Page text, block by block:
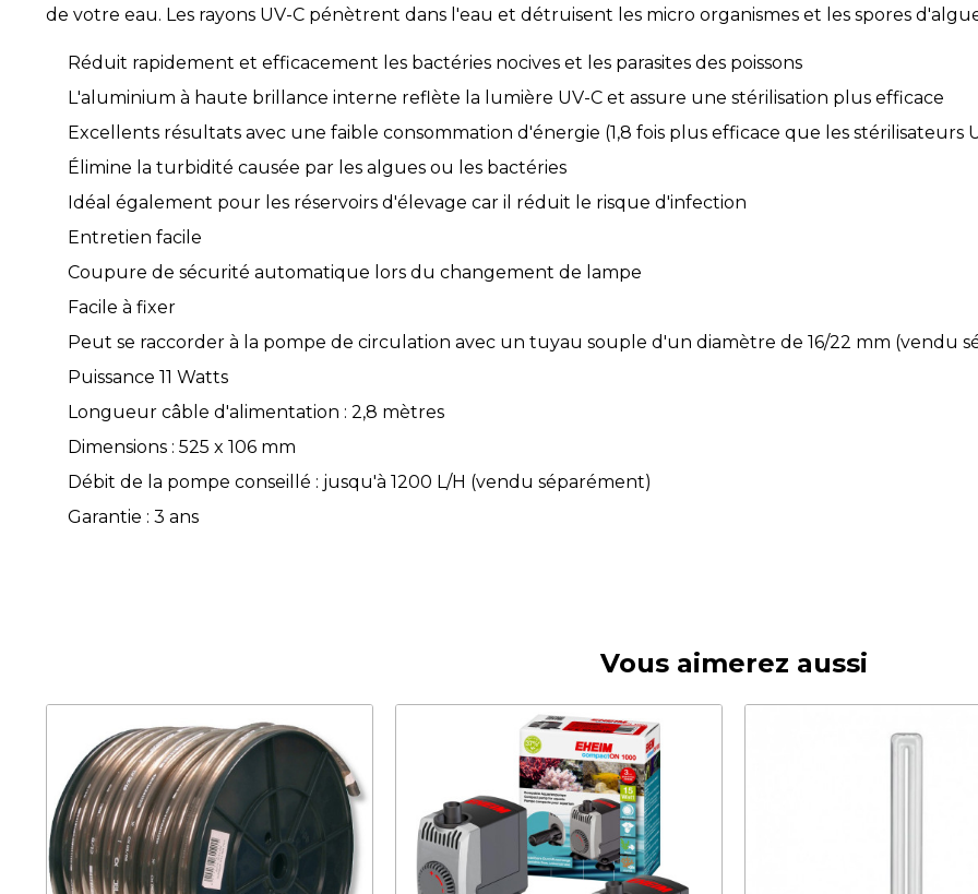
de votre eau. Les rayons UV-C pénètrent dans l'eau et détruisent les micro organismes et les spores
Réduit rapidement et efficacement les bactéries nocives et les parasites des poissons
L'aluminium à haute brillance interne reflète la lumière UV-C et assure une stérilisation plus efficace
Excellents résultats avec une faible consommation d'énergie (1,8 fois plus efficace que les stérilisateurs
Élimine la turbidité causée par les algues ou les bactéries
Idéal également pour les réservoirs d'élevage car il réduit le risque d'infection
Entretien facile
Coupure de sécurité automatique lors du changement de lampe
Facile à fixer
Peut se raccorder à la pompe de circulation avec un tuyau souple d'un diamètre de 16/22 mm (vendu
Puissance 11 Watts
Longueur câble d'alimentation : 2,8 mètres
Dimensions : 525 x 106 mm
Débit de la pompe conseillé : jusqu'à 1200 L/H (vendu séparément)
Garantie : 3 ans
Vous aimerez aussi